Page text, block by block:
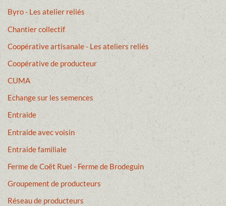
Byro - Les atelier reliés
Chantier collectif
Coopérative artisanale - Les ateliers reliés
Coopérative de producteur
CUMA
Echange sur les semences
Entraide
Entraide avec voisin
Entraide familiale
Ferme de Coët Ruel - Ferme de Brodeguin
Groupement de producteurs
Réseau de producteurs